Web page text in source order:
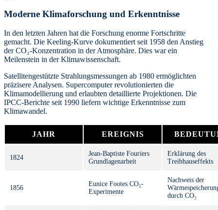
Moderne Klimaforschung und Erkenntnisse
In den letzten Jahren hat die Forschung enorme Fortschritte
gemacht. Die Keeling-Kurve dokumentiert seit 1958 den Anstieg
der CO₂-Konzentration in der Atmosphäre. Dies war ein
Meilenstein in der Klimawissenschaft.
Satellitengestützte Strahlungsmessungen ab 1980 ermöglichten
präzisere Analysen. Supercomputer revolutionierten die
Klimamodellierung und erlaubten detaillierte Projektionen. Die
IPCC-Berichte seit 1990 liefern wichtige Erkenntnisse zum
Klimawandel.
JAHR EREIGNIS
1824
Jean-Baptiste Fouriers
Grundlagenarbeit
Erklärung des
Treibhauseffekts
1856
Eunice Footes CO₂-
Experimente
Nachweis der
durch CO₂